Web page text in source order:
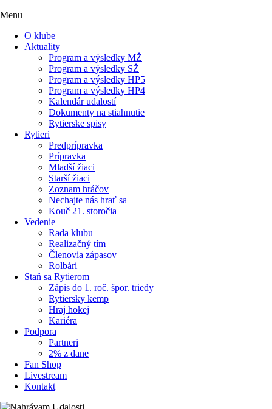
Menu
O klube
Aktuality
Program a výsledky MŽ
Program a výsledky SŽ
Program a výsledky HP5
Program a výsledky HP4
Kalendár udalostí
Dokumenty na stiahnutie
Rytierske spisy
Rytieri
Predprípravka
Prípravka
Mladší žiaci
Starší žiaci
Zoznam hráčov
Nechajte nás hrať sa
Kouč 21. storočia
Vedenie
Rada klubu
Realizačný tím
Členovia zápasov
Rolbári
Staň sa Rytierom
Zápis do 1. roč. špor. triedy
Rytiersky kemp
Hraj hokej
Kariéra
Podpora
Partneri
2% z dane
Fan Shop
Livestream
Kontakt